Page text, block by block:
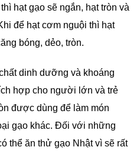
hạt gạo sẽ ngắn, hạt tròn và
để hạt cơm nguội thì hạt
bóng, dẻo, tròn.
dinh dưỡng và khoáng
hợp cho người lớn và trẻ
được dùng để làm món
gạo khác. Đối với những
thể ăn thử gạo Nhật vì sẽ rất